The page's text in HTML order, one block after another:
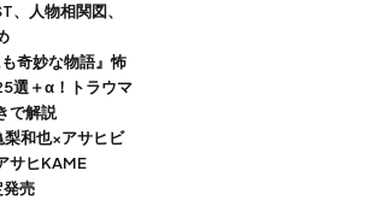
、人物相関図、
選＋α！トラウマ
で解説
サヒKAME
発売